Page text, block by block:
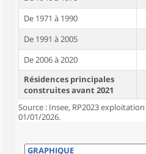
De 1971 à 1990
De 1991 à 2005
De 2006 à 2020
Résidences principales
construites avant 2021
Source : Insee, RP2023
01/01/2026.